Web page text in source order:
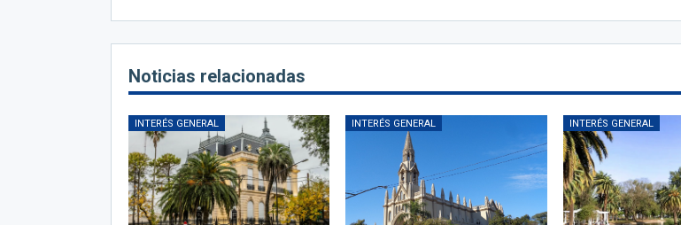
Noticias relacionadas
INTERÉS GENERAL INTERÉS GENERAL INTERÉS GENERAL